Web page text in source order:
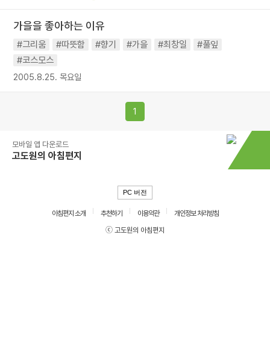
가을을 좋아하는 이유
#그리움 #따뜻함 #향기 #가을 #최창일
#풀잎
#코스모스
2005.8.25. 목요일
1
모바일 앱 다운로드
고도원의 아침편지
PC 버전
아침편지 소개 추천하기 이용약관
개인정보 처리방침
ⓒ 고도원의 아침편지